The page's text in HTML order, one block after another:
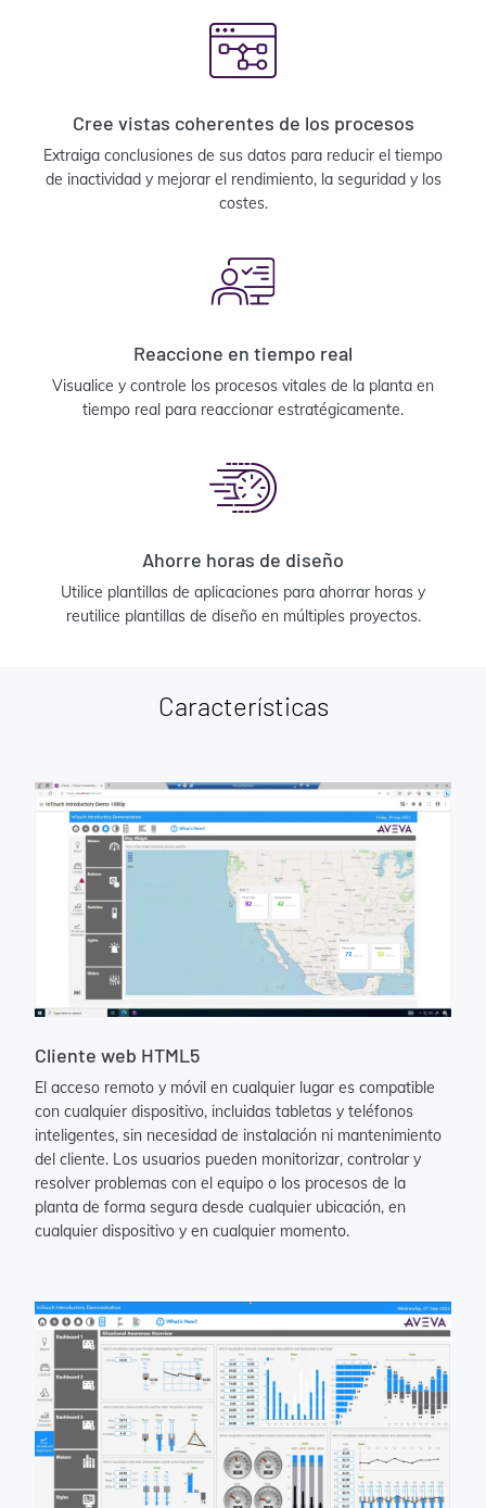
Cree vistas coherentes de los procesos
Extraiga conclusiones de sus datos para reducir el tiempo
de inactividad y mejorar el rendimiento, la seguridad y los
costes.
Reaccione en tiempo real
Visualice y controle los procesos vitales de la planta en
tiempo real para reaccionar estratégicamente.
Ahorre horas de diseño
Utilice plantillas de aplicaciones para ahorrar horas y
reutilice plantillas de diseño en múltiples proyectos.
Características
Cliente web HTML5
El acceso remoto y móvil en cualquier lugar es compatible
con cualquier dispositivo, incluidas tabletas y teléfonos
inteligentes, sin necesidad de instalación ni mantenimiento
del cliente. Los usuarios pueden monitorizar, controlar y
resolver problemas con el equipo o los procesos de la
planta de forma segura desde cualquier ubicación, en
cualquier dispositivo y en cualquier momento.